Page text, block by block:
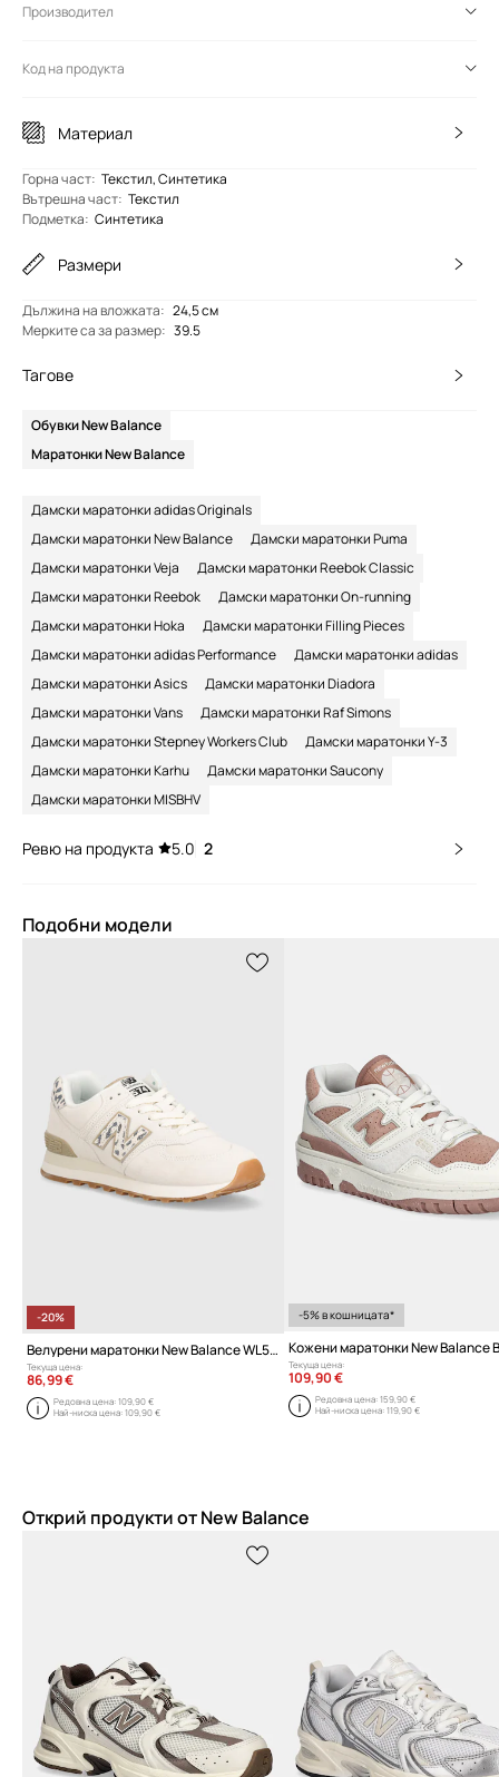
Производител
Код на продукта
Материал
Горна част: Текстил, Синтетика
Вътрешна част: Текстил
Подметка: Синтетика
Размери
Дължина на вложката: 24,5 см
Мерките са за размер: 39.5
Тагове
Обувки New Balance
Маратонки New Balance
Дамски маратонки adidas Originals
Дамски маратонки New Balance
Дамски маратонки Puma
Дамски маратонки Veja
Дамски маратонки Reebok Classic
Дамски маратонки Reebok
Дамски маратонки On-running
Дамски маратонки Hoka
Дамски маратонки Filling Pieces
Дамски маратонки adidas Performance
Дамски маратонки adidas
Дамски маратонки Asics
Дамски маратонки Diadora
Дамски маратонки Vans
Дамски маратонки Raf Simons
Дамски маратонки Stepney Workers Club
Дамски маратонки Y-3
Дамски маратонки Karhu
Дамски маратонки Saucony
Дамски маратонки MISBHV
Ревю на продукта 5.0 2
Подобни модели
-20%
Велурени маратонки New Balance WL574XD2
Текуща цена:
86,99 €
Редовна цена:109,90 €
Най-ниска цена:109,90 €
-5% в кошницата*
Текуща цена:
109,90 €
Редовна цена: 159,90 €
Най-ниска цена: 119,90 €
Открий продукти от New Balance